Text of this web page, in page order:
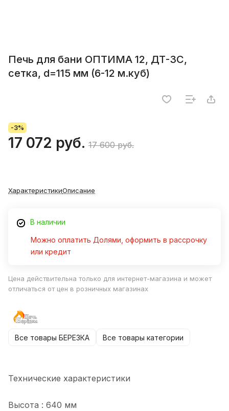
Печь для бани ОПТИМА 12, ДТ-3С,
сетка, d=115 мм (6-12 м.куб)
-3%
17 072 руб. 17 600 руб.
ХарактеристикиОписание
В наличии
Можно оплатить Долями, оформить в рассрочку
или кредит
Цена действительна только для интернет-магазина и может
отличаться от цен в розничных магазинах
Все товары БЕРЕЗКА Все товары категории
Технические характеристики
Высота : 640 мм